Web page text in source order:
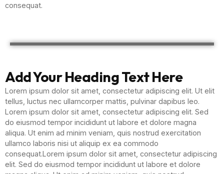
consequat.
Add Your Heading Text Here
Lorem ipsum dolor sit amet, consectetur adipiscing elit. Ut elit
tellus, luctus nec ullamcorper mattis, pulvinar dapibus leo.
Lorem ipsum dolor sit amet, consectetur adipiscing elit. Sed
do eiusmod tempor incididunt ut labore et dolore magna
aliqua. Ut enim ad minim veniam, quis nostrud exercitation
ullamco laboris nisi ut aliquip ex ea commodo
consequat.Lorem ipsum dolor sit amet, consectetur adipiscing
elit. Sed do eiusmod tempor incididunt ut labore et dolore